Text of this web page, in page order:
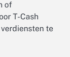
of
T-Cash
te